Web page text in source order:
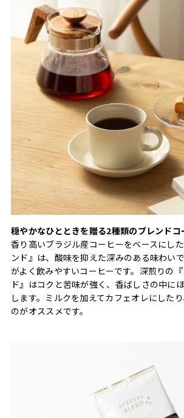
穏やかなひとときを贈る2種類のブレンドコ
香り高いブラジル産コーヒーをベースにし
ンド』は、酸味を抑えた深みのある味わい
がよく飲みやすいコーヒーです。深煎りの
ド』はコクと苦味が強く、香ばしさの中に
します。ミルクを加えてカフェオレにした
のがオススメです。